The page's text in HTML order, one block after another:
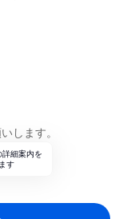
します。
詳細案内を
す